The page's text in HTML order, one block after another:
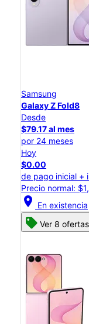
Samsung
Galaxy Z Fold8
Desde
$79.17 al mes
por 24 meses
Hoy
$0.00
de pago inicial +
Precio normal:
location_on En existencia
Ver 8 ofertas